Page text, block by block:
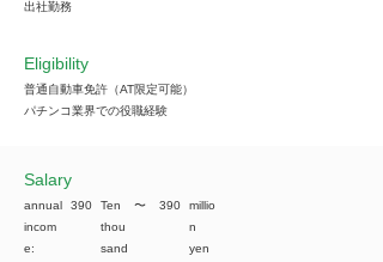
出社勤務
Eligibility
普通自動車免許（AT限定可能）
パチンコ業界での役職経験
​Salary
annual
incom
e:
390
Ten
thou
sand
​〜 390
millio
n
yen